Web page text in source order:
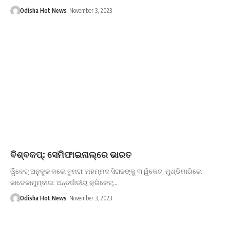
Odisha Hot News November 3, 2023
ବିଶ୍ବକପ୍‌: ସେମିଫାଇନାଲ୍‌ରେ ଭାରତ
ୱିିକେଟ୍‌ ଅନୁକୁଳ କଲେ ବୁମରା; ମହମ୍ମଦ ସିରାଜଙ୍କୁ ୩ ୱିକେଟ, ମୁଣ୍ଡିମାରିଲେ
ଜାଡେଜାମୁମ୍ବାଇ: ଅନ୍ତର୍ଜାତୀୟ କ୍ରିକେଟ୍‌…
Odisha Hot News November 3, 2023